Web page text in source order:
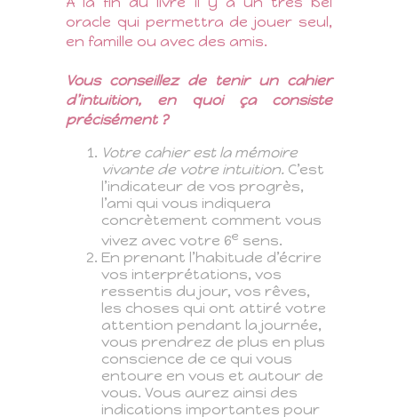
oracle qui permettra de jouer seul,
en famille ou avec des amis.
Vous conseillez de tenir un cahier
d’intuition, en quoi ça consiste
précisément ?
Votre cahier est la mémoire
vivante de votre intuition. C’est
l’indicateur de vos progrès,
l’ami qui vous indiquera
concrètement comment vous
vivez avec votre 6e sens.
En prenant l’habitude d’écrire
vos interprétations, vos
ressentis du jour, vos rêves,
les choses qui ont attiré votre
attention pendant la journée,
vous prendrez de plus en plus
conscience de ce qui vous
entoure en vous et autour de
vous. Vous aurez ainsi des
indications importantes pour